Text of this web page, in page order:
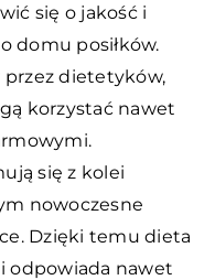
się o jakość i
domu posiłków.
przez dietetyków,
korzystać nawet
się z kolei
nowoczesne
Dzięki temu dieta
odpowiada nawet